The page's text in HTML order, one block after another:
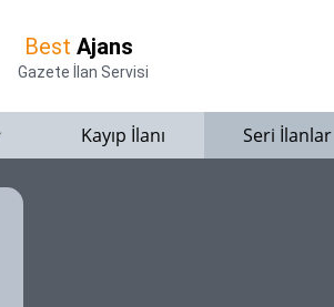
Best Ajans
Gazete İlan Servisi
Kayıp İlanı Seri İlanlar